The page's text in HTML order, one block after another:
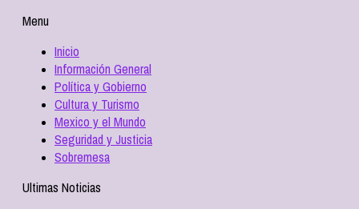
Menu
Inicio
Información General
Política y Gobierno
Cultura y Turismo
Mexico y el Mundo
Seguridad y Justicia
Sobremesa
Ultimas Noticias